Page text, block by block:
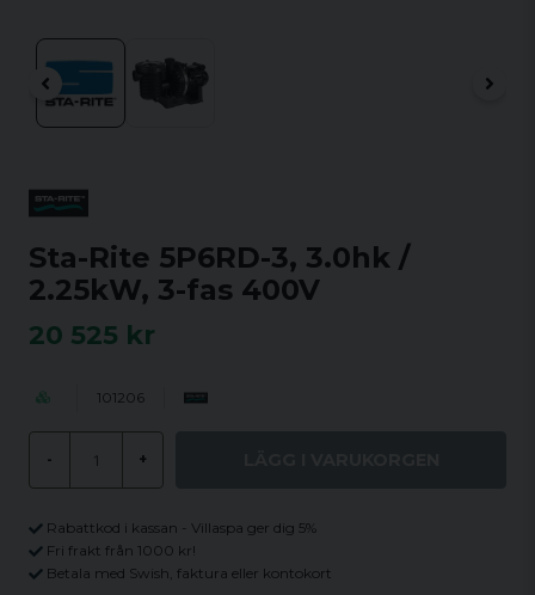
Sta-Rite 5P6RD-3, 3.0hk /
2.25kW, 3-fas 400V
20 525 kr
101206
- +
Rabattkod i kassan - Villaspa ger dig 5%
Fri frakt från 1000 kr!
Betala med Swish, faktura eller kontokort